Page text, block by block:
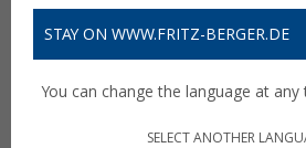
STAY ON WWW.FRITZ-BERGER.DE
You can change the language at
SELECT ANOTHER